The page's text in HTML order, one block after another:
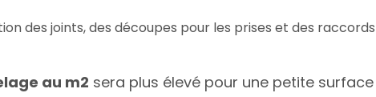
des joints, des découpes pour les prises et des raccords
au m2 sera plus élevé pour une petite surface